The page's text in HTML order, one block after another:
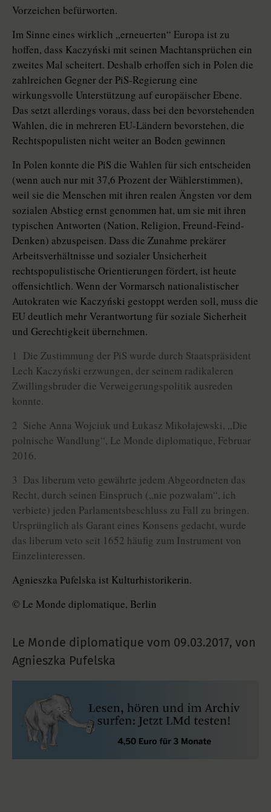
Vorzeichen befürworten.
Im Sinne eines wirklich „erneuerten“ Europa ist zu
hoffen, dass Kaczyński mit seinen Machtansprüchen ein
zweites Mal scheitert. Deshalb erhoffen sich in Polen die
zahlreichen Gegner der PiS-Regierung eine
wirkungsvolle Unterstützung auf europäischer Ebene.
Das setzt allerdings voraus, dass bei den bevorstehenden
Wahlen, die in mehreren EU-Ländern bevorstehen, die
Rechtspopulisten nicht weiter an Boden gewinnen
In Polen konnte die PiS die Wahlen für sich entscheiden
(wenn auch nur mit 37,6 Prozent der Wählerstimmen),
weil sie die Menschen mit ihren realen Ängsten vor dem
sozialen Abstieg ernst genommen hat, um sie mit ihren
typischen Antworten (Nation, Religion, Freund-Feind-
Denken) abzuspeisen. Dass die Zunahme prekärer
Arbeitsverhältnisse und sozialer Unsicherheit
rechtspopulistische Orientierungen fördert, ist heute
offensichtlich. Wenn der Vormarsch nationalistischer
Autokraten wie Kaczyński gestoppt werden soll, muss die
EU deutlich mehr Verantwortung für soziale Sicherheit
und Gerechtigkeit übernehmen.
1 Die Zustimmung der PiS wurde durch Staatspräsident
Lech Kaczyński erzwungen, der seinem radikaleren
Zwillingsbruder die Verweigerungspolitik ausreden
konnte.
2 Siehe Anna Wojciuk und Łukasz Mikołajewski, „Die
polnische Wandlung“, Le Monde diplomatique, Februar
2016.
3 Das liberum veto gewährte jedem Abgeordneten das
Recht, durch seinen Einspruch („nie pozwalam“, ich
verbiete) jeden Parlamentsbeschluss zu Fall zu bringen.
Ursprünglich als Garant eines Konsens gedacht, wurde
das liberum veto seit 1652 häufig zum Instrument von
Einzelinteressen.
Agnieszka Pufelska ist Kulturhistorikerin.
© Le Monde diplomatique, Berlin
Le Monde diplomatique vom 09.03.2017, von
Agnieszka Pufelska